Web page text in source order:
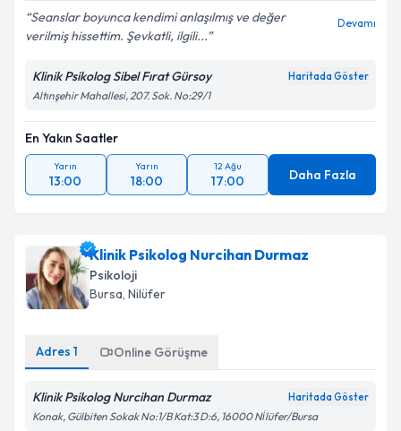
Seanslar boyunca kendimi anlaşılmış ve değer
verilmiş hissettim. Şevkatli, ilgili...
Devamı
Klinik Psikolog Sibel Fırat Gürsoy Haritada Göster
Altınşehir Mahallesi, 207. Sok. No:29/1
En Yakın Saatler
Yarın
13:00
Yarın
18:00
12 Ağu
17:00 Daha Fazla
Klinik Psikolog Nurcihan Durmaz
Psikoloji
Bursa, Nilüfer
Adres 1 Online Görüşme
Klinik Psikolog Nurcihan Durmaz Haritada Göster
Konak, Gülbiten Sokak No:1/B Kat:3 D:6, 16000 Ni̇lüfer/Bursa